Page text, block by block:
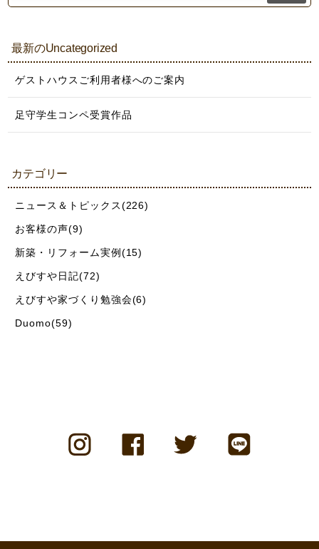
最新のUncategorized
ゲストハウスご利用者様へのご案内
足守学生コンペ受賞作品
カテゴリー
ニュース＆トピックス(226)
お客様の声(9)
新築・リフォーム実例(15)
えびすや日記(72)
えびすや家づくり勉強会(6)
Duomo(59)